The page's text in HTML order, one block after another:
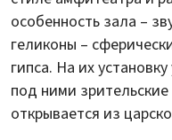
особенность зала –
геликоны –
гипса. На их
под ними
открывается из